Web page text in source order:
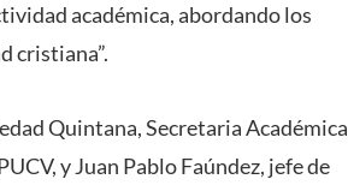
académica, abordando los
cristiana”.
Quintana, Secretaria Académica
y Juan Pablo Faúndez, jefe de